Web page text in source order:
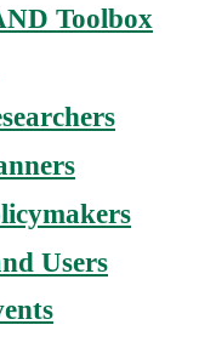
Toolbox
Users